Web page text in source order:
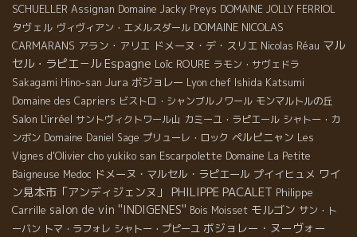
SCHUELLER Assignan Domaine Jacky Preys DOMAINE JOLLY FERRIOL
タヴェル ヴィヴィアン・エメルスダール DOMAINE NICOLAS
CARMARANS アラン・アリエ ドメーヌ・デ・スリエ Nicolas Réau マル
セル・ラピエ－ル Espagne Loïc ROURE ラモン・サヴェドラ
Sakagami Hino-san Jura ボジョレー Lyon chef Ishida Katsumi
Domaine des Capriers ビストロ・シャンブルノワール モンマルトルの丘
Salon L'irréel サントヴィクトワール山 カミーユ・ラピエール シャトー・カ
ンボン Domaine Daniel Sage プリューレ・ロック ペルピニャン Les
Vignes d'Olivier cho yukiko san Escarpolette Domaine La Petite
Baigneuse Medoc ドメーヌ・マルセル・ラピエール プイイヒュメ ワイ
ン見本市「アンディジェンヌ」
PHILIPPE PACALET Philippe
Carrille salon de vin ''INDIGENES'' Bois Moisset モルゴン サン・ト
ーバン トマ・ラフォレ シャトー・プピーユ ボジョレー・ヌーヴォー